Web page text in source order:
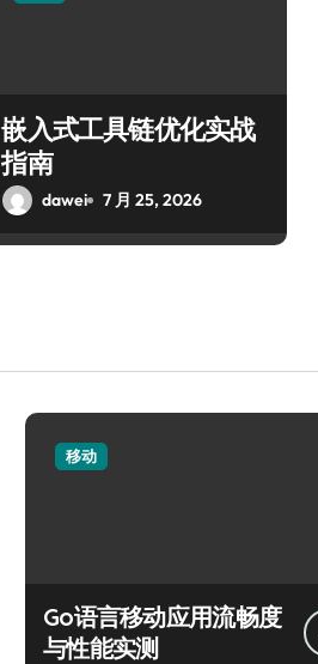
嵌入式工具链优化实战
指南
dawei 7 月 25, 2026
移动
Go语言移动应用流畅度
与性能实测